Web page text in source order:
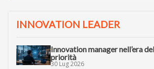
INNOVATION LEADER
Innovation manager nell’era
priorità
30 Lug 2026